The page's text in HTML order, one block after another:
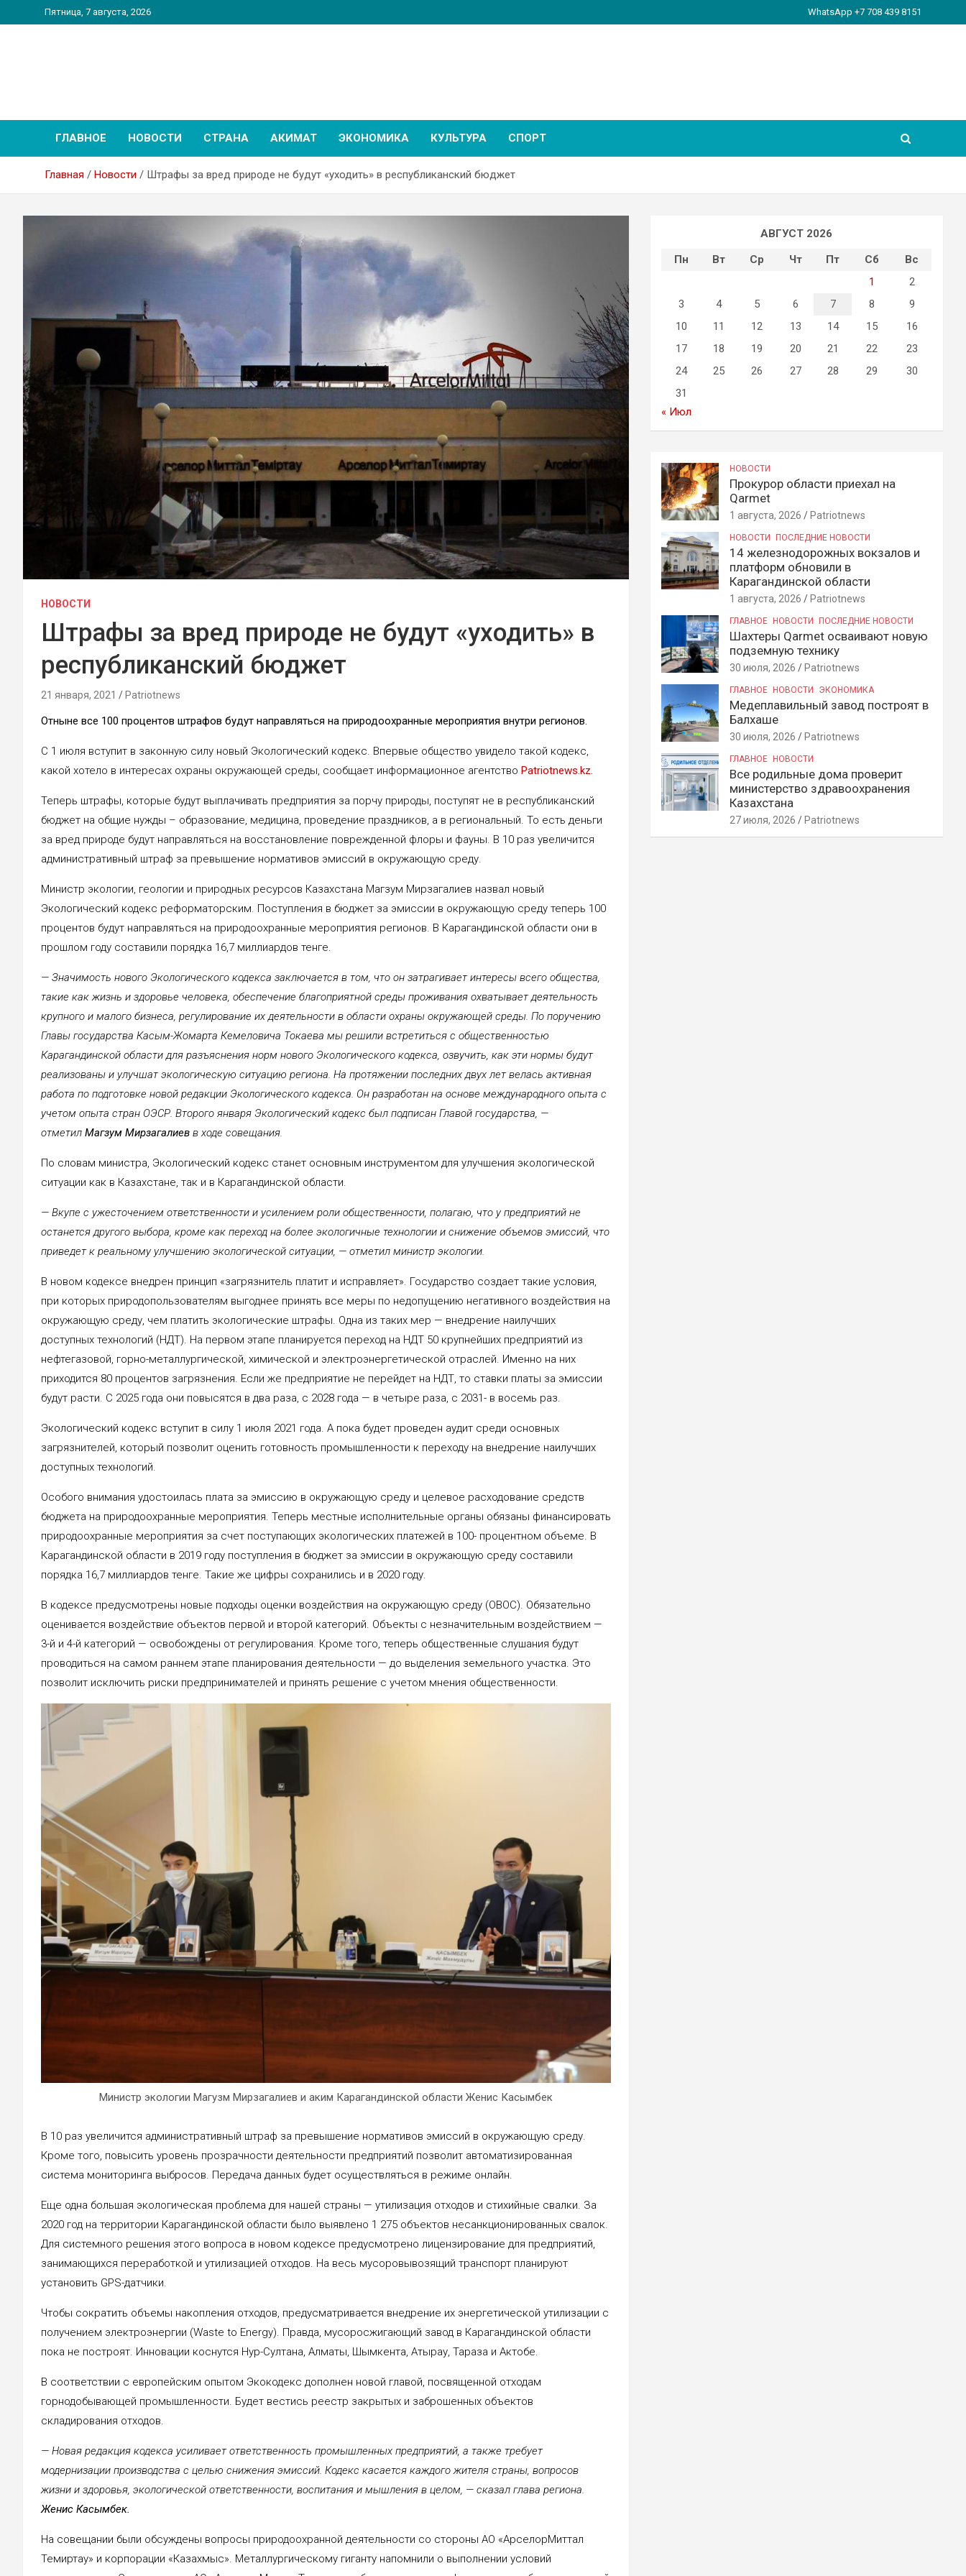
к
Пятница, 7 августа, 2026 WhatsApp +7 708 439 8151
ГЛАВНОЕ НОВОСТИ СТРАНА АКИМАТ ЭКОНОМИКА КУЛЬТУРА СПОРТ
Главная Новости Штрафы за вред природе не будут «уходить» в республиканский бюджет
НОВОСТИ
Штрафы за вред природе не будут «уходить» в
республиканский бюджет
21 января, 2021 Patriotnews
Отныне все 100 процентов штрафов будут направляться на природоохранные мероприятия внутри регионов.
С 1 июля вступит в законную силу новый Экологический кодекс. Впервые общество увидело такой кодекс,
какой хотело в интересах охраны окружающей среды, сообщает информационное агентство Patriotnews.kz.
Теперь штрафы, которые будут выплачивать предприятия за порчу природы, поступят не в республиканский
бюджет на общие нужды – образование, медицина, проведение праздников, а в региональный. То есть деньги
за вред природе будут направляться на восстановление поврежденной флоры и фауны. В 10 раз увеличится
административный штраф за превышение нормативов эмиссий в окружающую среду.
Министр экологии, геологии и природных ресурсов Казахстана Магзум Мирзагалиев назвал новый
Экологический кодекс реформаторским. Поступления в бюджет за эмиссии в окружающую среду теперь 100
процентов будут направляться на природоохранные мероприятия регионов. В Карагандинской области они в
прошлом году составили порядка 16,7 миллиардов тенге.
— Значимость нового Экологического кодекса заключается в том, что он затрагивает интересы всего общества,
такие как жизнь и здоровье человека, обеспечение благоприятной среды проживания охватывает деятельность
крупного и малого бизнеса, регулирование их деятельности в области охраны окружающей среды. По поручению
Главы государства Касым-Жомарта Кемеловича Токаева мы решили встретиться с общественностью
Карагандинской области для разъяснения норм нового Экологического кодекса, озвучить, как эти нормы будут
реализованы и улучшат экологическую ситуацию региона. На протяжении последних двух лет велась активная
работа по подготовке новой редакции Экологического кодекса. Он разработан на основе международного опыта с
учетом опыта стран ОЭСР. Второго января Экологический кодекс был подписан Главой государства, —
отметил Магзум Мирзагалиев в ходе совещания.
По словам министра, Экологический кодекс станет основным инструментом для улучшения экологической
ситуации как в Казахстане, так и в Карагандинской области.
— Вкупе с ужесточением ответственности и усилением роли общественности, полагаю, что у предприятий не
останется другого выбора, кроме как переход на более экологичные технологии и снижение объемов эмиссий, что
приведет к реальному улучшению экологической ситуации, — отметил министр экологии.
В новом кодексе внедрен принцип «загрязнитель платит и исправляет». Государство создает такие условия,
при которых природопользователям выгоднее принять все меры по недопущению негативного воздействия на
окружающую среду, чем платить экологические штрафы. Одна из таких мер — внедрение наилучших
доступных технологий (НДТ). На первом этапе планируется переход на НДТ 50 крупнейших предприятий из
нефтегазовой, горно-металлургической, химической и электроэнергетической отраслей. Именно на них
приходится 80 процентов загрязнения. Если же предприятие не перейдет на НДТ, то ставки платы за эмиссии
будут расти. С 2025 года они повысятся в два раза, с 2028 года — в четыре раза, с 2031- в восемь раз.
Экологический кодекс вступит в силу 1 июля 2021 года. А пока будет проведен аудит среди основных
загрязнителей, который позволит оценить готовность промышленности к переходу на внедрение наилучших
доступных технологий.
Особого внимания удостоилась плата за эмиссию в окружающую среду и целевое расходование средств
бюджета на природоохранные мероприятия. Теперь местные исполнительные органы обязаны финансировать
природоохранные мероприятия за счет поступающих экологических платежей в 100- процентном объеме. В
Карагандинской области в 2019 году поступления в бюджет за эмиссии в окружающую среду составили
порядка 16,7 миллиардов тенге. Такие же цифры сохранились и в 2020 году.
В кодексе предусмотрены новые подходы оценки воздействия на окружающую среду (ОВОС). Обязательно
оценивается воздействие объектов первой и второй категорий. Объекты с незначительным воздействием —
3-й и 4-й категорий — освобождены от регулирования. Кроме того, теперь общественные слушания будут
проводиться на самом раннем этапе планирования деятельности — до выделения земельного участка. Это
позволит исключить риски предпринимателей и принять решение с учетом мнения общественности.
Министр экологии Магузм Мирзагалиев и аким Карагандинской области Женис Касымбек
В 10 раз увеличится административный штраф за превышение нормативов эмиссий в окружающую среду.
Кроме того, повысить уровень прозрачности деятельности предприятий позволит автоматизированная
система мониторинга выбросов. Передача данных будет осуществляться в режиме онлайн.
Еще одна большая экологическая проблема для нашей страны — утилизация отходов и стихийные свалки. За
2020 год на территории Карагандинской области было выявлено 1 275 объектов несанкционированных свалок.
Для системного решения этого вопроса в новом кодексе предусмотрено лицензирование для предприятий,
занимающихся переработкой и утилизацией отходов. На весь мусоровывозящий транспорт планируют
установить GPS-датчики.
Чтобы сократить объемы накопления отходов, предусматривается внедрение их энергетической утилизации с
получением электроэнергии (Waste to Energy). Правда, мусоросжигающий завод в Карагандинской области
пока не построят. Инновации коснутся Нур-Султана, Алматы, Шымкента, Атырау, Тараза и Актобе.
В соответствии с европейским опытом Экокодекс дополнен новой главой, посвященной отходам
горнодобывающей промышленности. Будет вестись реестр закрытых и заброшенных объектов
складирования отходов.
— Новая редакция кодекса усиливает ответственность промышленных предприятий, а также требует
модернизации производства с целью снижения эмиссий. Кодекс касается каждого жителя страны, вопросов
жизни и здоровья, экологической ответственности, воспитания и мышления в целом, — сказал глава региона.
Женис Касымбек.
На совещании были обсуждены вопросы природоохранной деятельности со стороны АО «АрселорМиттал
Темиртау» и корпорации «Казахмыс». Металлургическому гиганту напомнили о выполнении условий
АВГУСТ 2026
Пн
Вт Ср Чт Пт Сб
Вс
1
2
3
4 5 6 7 8
9
10
11 12 13 14 15
16
17
18 19 20 21 22
23
24
25 26 27 28 29
30
31
« Июл
НОВОСТИ
Прокурор области приехал на
Qarmet
1 августа, 2026 Patriotnews
НОВОСТИ ПОСЛЕДНИЕ НОВОСТИ
14 железнодорожных вокзалов и
платформ обновили в
Карагандинской области
1 августа, 2026 Patriotnews
ГЛАВНОЕ НОВОСТИ ПОСЛЕДНИЕ НОВОСТИ
Шахтеры Qarmet осваивают новую
подземную технику
30 июля, 2026 Patriotnews
ГЛАВНОЕ НОВОСТИ ЭКОНОМИКА
Медеплавильный завод построят в
Балхаше
30 июля, 2026 Patriotnews
ГЛАВНОЕ НОВОСТИ
Все родильные дома проверит
министерство здравоохранения
Казахстана
27 июля, 2026 Patriotnews